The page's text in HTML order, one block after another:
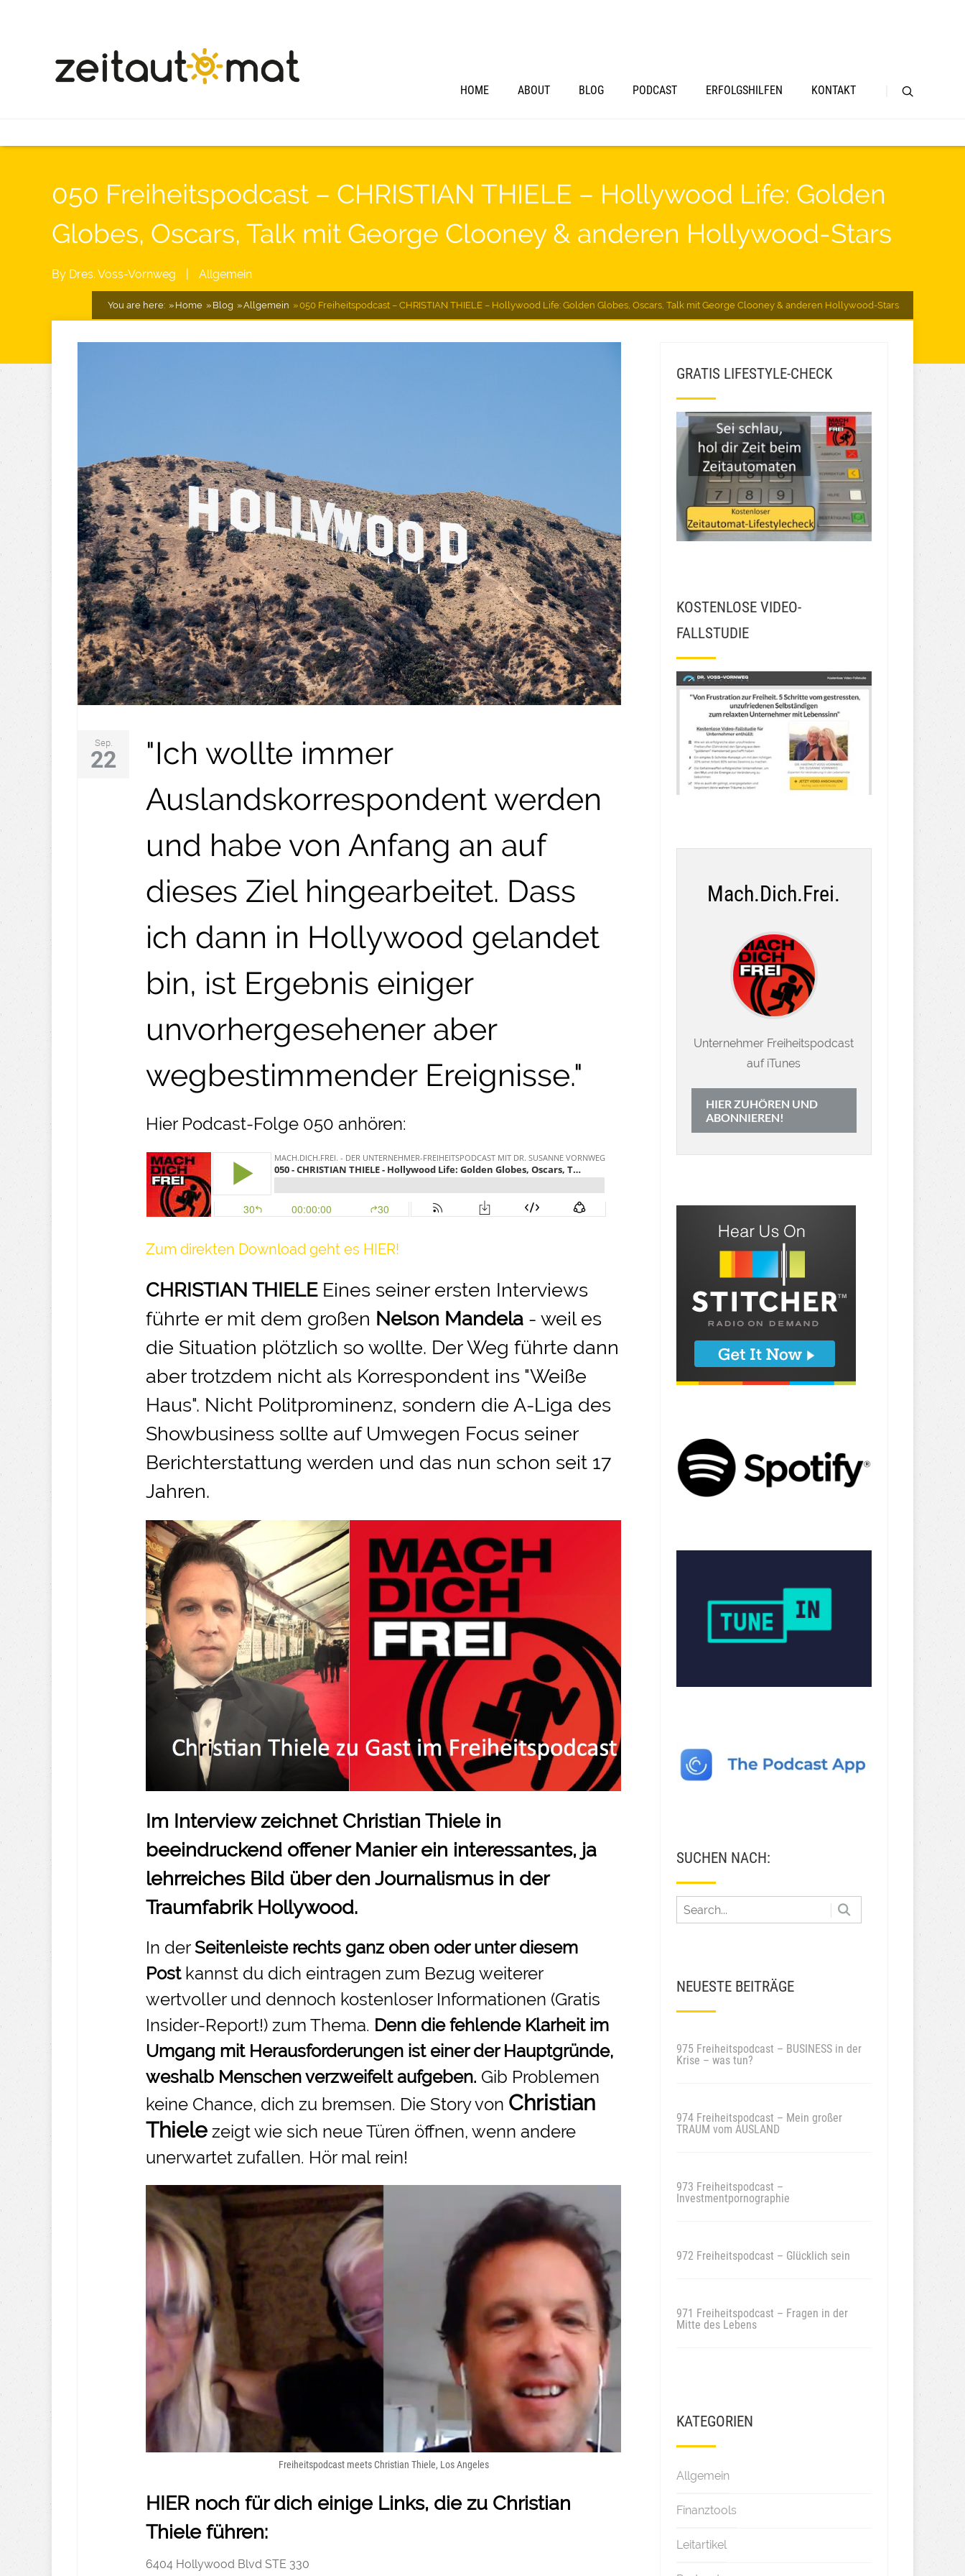
HOME ABOUT BLOG PODCAST ERFOLGSHILFEN KONTAKT
050 Freiheitspodcast – CHRISTIAN THIELE – Hollywood Life: Golden
Globes, Oscars, Talk mit George Clooney & anderen Hollywood-Stars
By Dres. Voss-Vornweg Allgemein
You are here: Home Blog Allgemein 050 Freiheitspodcast – CHRISTIAN THIELE – Hollywood Life: Golden Globes, Oscars, Talk mit George Clooney & anderen Hollywood-Stars
Sep.
22
"Ich wollte immer
Auslandskorrespondent werden
und habe von Anfang an auf
dieses Ziel hingearbeitet. Dass
ich dann in Hollywood gelandet
bin, ist Ergebnis einiger
unvorhergesehener aber
wegbestimmender Ereignisse."
Hier Podcast-Folge 050 anhören:
Z um direkten Download geht es HIER!
CHRISTIAN THIELEEines seiner ersten Interviews
führte er mit dem großen Nelson Mandela - weil es
die Situation plötzlich so wollte. Der Weg führte dann
aber trotzdem nicht als Korrespondent ins "Weiße
Haus". Nicht Politprominenz, sondern die A-Liga des
Showbusiness sollte auf Umwegen Focus seiner
Berichterstattung werden und das nun schon seit 17
Jahren.
Im Interview zeichnet Christian Thiele in
beeindruckend offener Manier ein interessantes, ja
lehrreiches Bild über den Journalismus in der
Traumfabrik Hollywood.
In derSeitenleiste rechts ganz oben oder unter diesem
Post kannst du dich eintragen zum Bezug weiterer
wertvoller und dennoch kostenloser Informationen (Gratis
Insider-Report!) zum Thema. Denn die fehlende Klarheit im
Umgang mit Herausforderungen ist einer der Hauptgründe,
weshalb Menschen verzweifelt aufgeben. Gib Problemen
keine Chance, dich zu bremsen. Die Story von Christian
Thiele zeigt wie sich neue Türen öffnen, wenn andere
unerwartet zufallen. Hör mal rein!
Freiheitspodcast meets Christian Thiele, Los Angeles
HIER noch für dich einige Links, die zu Christian
Thiele führen:
6404 Hollywood Blvd STE 330
GRATIS LIFESTYLE-CHECK
KOSTENLOSE VIDEO-
FALLSTUDIE
Mach.Dich.Frei.
Unternehmer Freiheitspodcast
auf iTunes
HIER ZUHÖREN UND
ABONNIEREN!
SUCHEN NACH:
NEUESTE BEITRÄGE
975 Freiheitspodcast – BUSINESS in der
Krise – was tun?
974 Freiheitspodcast – Mein großer
TRAUM vom AUSLAND
973 Freiheitspodcast –
Investmentpornographie
972 Freiheitspodcast – Glücklich sein
971 Freiheitspodcast – Fragen in der
Mitte des Lebens
KATEGORIEN
Allgemein
Finanztools
Leitartikel